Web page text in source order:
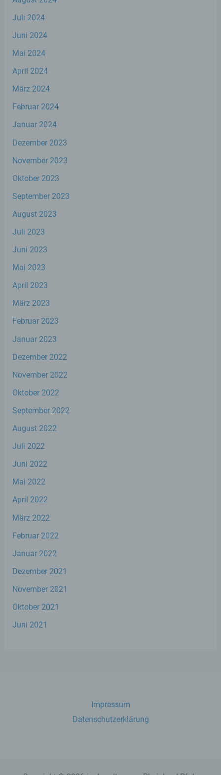
Juli 2024
Juni 2024
Mai 2024
April 2024
März 2024
Februar 2024
Januar 2024
Dezember 2023
November 2023
Oktober 2023
September 2023
August 2023
Juli 2023
Juni 2023
Mai 2023
April 2023
März 2023
Februar 2023
Januar 2023
Dezember 2022
November 2022
Oktober 2022
September 2022
August 2022
Juli 2022
Juni 2022
Mai 2022
April 2022
März 2022
Februar 2022
Januar 2022
Dezember 2021
November 2021
Oktober 2021
Juni 2021
Impressum
Datenschutzerklärung
Verbreitung oder eine andere Form der
Löschen oder die Vernichtung.
Einschränkung der Verarbeitung ist die
personenbezogener Daten mit dem Ziel,
Profiling ist jede Art der automatisierten
Verarbeitung personenbezogener Daten,
werden, um bestimmte persönliche
wirtschaftlicher Lage, Gesundheit,
Zuverlässigkeit, Verhalten, Aufenthaltsort
zu analysieren oder vorherzusagen.
f) Pseudonymisierung
Pseudonymisierung ist die Verarbeitung
personenbezogener Daten in einer Weise,
auf welche die personenbezogenen Daten
ohne Hinzuziehung zusätzlicher
Informationen nicht mehr einer spezifischen
betroffenen Person zugeordnet werden
organisatorischen Maßnahmen unterliegen,
natürlichen Person zugewiesen werden.
g) Verantwortlicher oder für die
Verantwortlicher oder für die Verarbeitung
Verantwortlicher ist die natürliche oder
juristische Person, Behörde, Einrichtung
gemeinsam mit anderen über die Zwecke
personenbezogenen Daten entscheidet.